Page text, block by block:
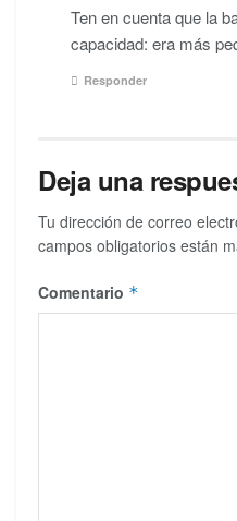
Ten en cuenta que la
capacidad: era más
Responder
Deja una
Tu dirección de correo
campos obligatorios están
Comentario *